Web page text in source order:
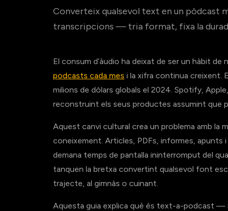
Converteix qualsevol text en un pòdcast
transcripcions — tria format, fixa la
El consum d’àudio ha deixat de ser un hàbit de
podcasts cada mes i la xifra continua creixent.
milions de dòlars globals el 2024. Spotify,
reconstruint els seus productes assumint que
Aquest canvi cultural crea un problema amb la
coneixement. Articles, PDFs, informes,
demana temps de pantalla ininterromput del
tanquen la bretxa convertint qualsevol font
trajecte, al gimnàs o cuinant.
Aquesta guia explica què és text-a-podcast —